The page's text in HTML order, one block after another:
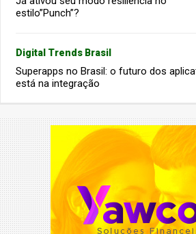
estilo”Punch”?
Digital Trends Brasil
Superapps no Brasil: o futuro dos
está na integração